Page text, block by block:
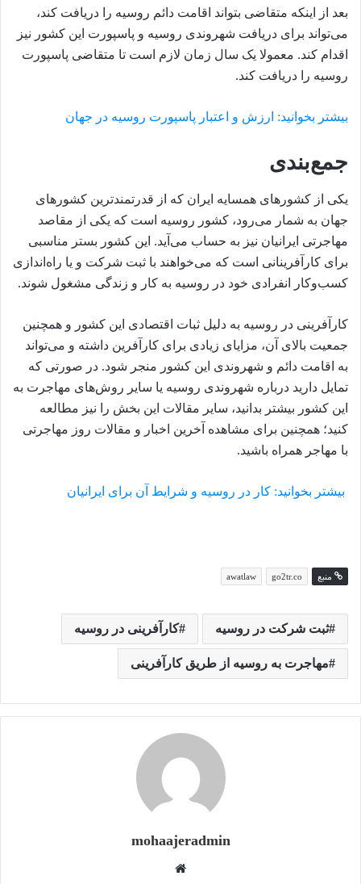
بعد از اینکه متقاضی بتواند اقامت دائم روسیه را دریافت کند،
می‌تواند برای دریافت شهروندی روسیه و پاسپورت این کشور نیز
اقدام کند. معمولا یک سال زمان لازم است تا متقاضی پاسپورت
روسیه را دریافت کند.
بیشتر بخوانید: ارزش و اعتبار پاسپورت روسیه در جهان
جمع‌بندی
یکی از کشورهای همسایه ایران که از قدرتمندترین کشورهای
جهان به شمار می‌رود، کشور روسیه است که یکی از مقاصد
مهاجرتی ایرانیان نیز به حساب می‌آید. این کشور بستر مناسبی
برای کارآفرینانی است که می‌خواهند با ثبت شرکت و یا راه‌اندازی
کسب‌وکار انفرادی خود در روسیه به کار و زندگی مشغول شوند.
کارآفرینی در روسیه به دلیل ثبات اقتصادی این کشور و همچنین
جمعیت بالای آن، مزایای زیادی برای کارآفرین داشته و می‌تواند
به اقامت دائم و شهروندی این کشور منجر شود. در صورتی که
تمایل دارید درباره شهروندی روسیه یا سایر روش‌های مهاجرت به
این کشور بیشتر بدانید، سایر مقالات این بخش را نیز مطالعه
کنید؛ همچنین برای مشاهده آخرین اخبار و مقالات روز مهاجرتی
با مهاجر همراه باشید.
بیشتر بخوانید: کار در روسیه و شرایط آن برای ایرانیان
منبع go2tr.co
awatlaw
ثبت شرکت در روسیه کارآفرینی در روسیه
مهاجرت به روسیه از طریق کارآفرینی
mohaajeradmin